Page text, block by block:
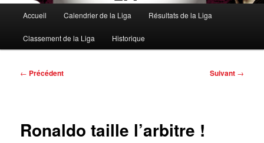
principal
Accueil Calendrier de la Liga Résultats de la Liga
Classement de la Liga Historique
Navigation
← Précédent Suivant →
Ronaldo taille l’arbitre !